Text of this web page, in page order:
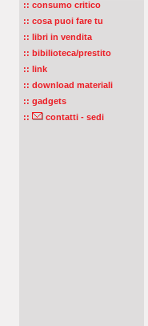
:: consumo critico
:: cosa puoi fare tu
:: libri in vendita
:: bibilioteca/prestito
:: link
:: download materiali
:: gadgets
::
contatti - sedi